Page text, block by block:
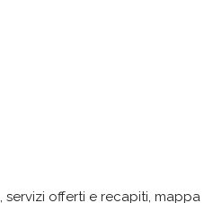
offerti e recapiti, mappa